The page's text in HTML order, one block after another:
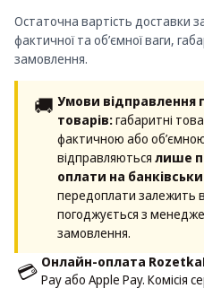
Остаточна вартість доставки
фактичної та об’ємної ваги,
замовлення.
🚚 Умови відправлення
товарів:габаритні
фактичною або
відправляються лише
оплати на
передоплати залежить
погоджується з
замовлення.
💳 Онлайн-оплата
Pay або Apple Pay. Комісія